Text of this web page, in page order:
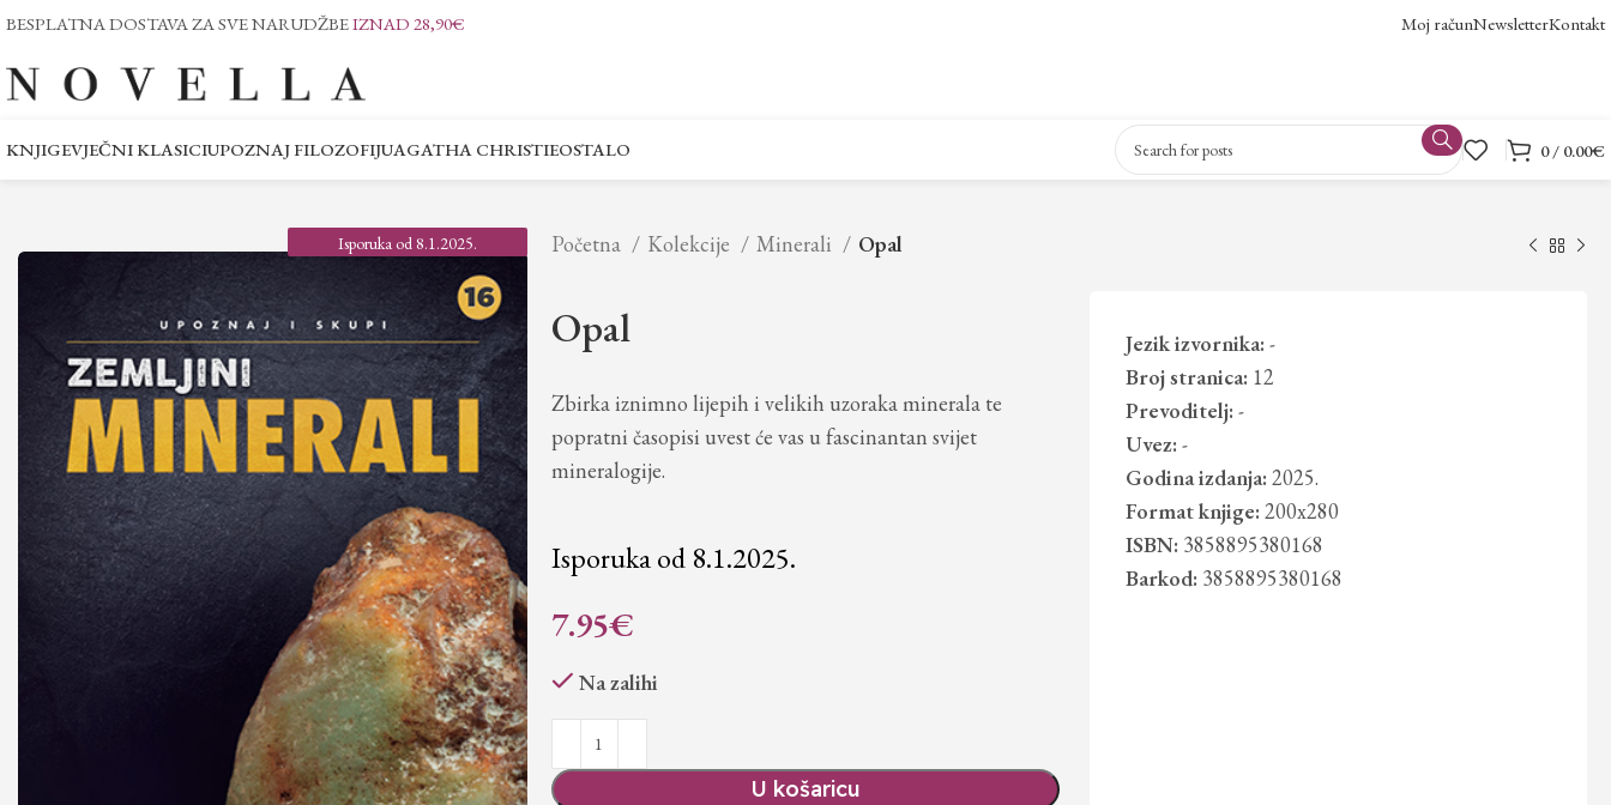
BESPLATNA DOSTAVA ZA SVE NARUDŽBEIZNAD 28,90€ Moj računNewsletterKontakt
KNJIGEVJEČNI KLASICIUPOZNAJ FILOZOFIJUAGATHA CHRISTIEOSTALO 0/ 0.00€
Isporuka od 8.1.2025. Početna Kolekcije Minerali Opal
Opal
Zbirka iznimno lijepih i velikih uzoraka minerala te
popratni časopisi uvest će vas u fascinantan svijet
mineralogije.
Isporuka od 8.1.2025.
7.95€
Na zalihi
U košaricu
Jezik izvornika: -
Broj stranica: 12
Prevoditelj: -
Uvez: -
Godina izdanja: 2025.
Format knjige: 200x280
ISBN: 3858895380168
Barkod: 3858895380168